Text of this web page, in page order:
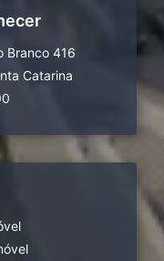
Branco 416
Catarina